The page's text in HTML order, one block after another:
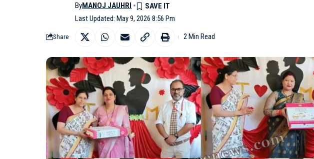
Last Updated: May 9, 2026 8:56 Pm
ByMANOJ JAUHRI
Share 2 Min Read